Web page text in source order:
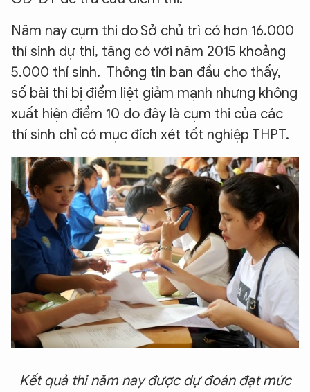
Năm nay cụm thi do Sở chủ trì có hơn 16.000
thí sinh dự thi, tăng có với năm 2015 khoảng
5.000 thí sinh. Thông tin ban đầu cho thấy,
số bài thi bị điểm liệt giảm mạnh nhưng không
xuất hiện điểm 10 do đây là cụm thi của các
thí sinh chỉ có mục đích xét tốt nghiệp THPT.
Kết quả thi năm nay được dự đoán đạt mức